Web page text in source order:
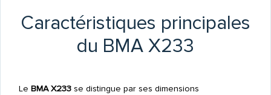
Caractéristiques principales
du BMA X233
Le BMA X233se distingue par ses dimensions